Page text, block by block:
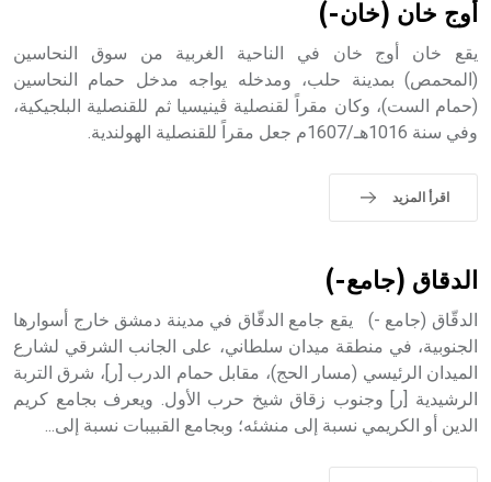
- هل تعلم أن أبجر Abgar اسم معروف جيداً يعود إلى عدد من
الملوك الذين حكموا مدينة إديسا (الرها) من أبجر الأول وحتى
sign تكتب منفصلة غير متصلة، وتعتمد المبدأ الأكوروفوني،
حيث تقتصر القيمة الصوتية للعلامة الك
أوج خان (خان-)
يقع خان أوج خان في الناحية الغربية من سوق النحاسين
(المحمص) بمدينة حلب، ومدخله يواجه مدخل حمام النحاسين
(حمام الست)، وكان مقراً لقنصلية ڤينيسيا ثم للقنصلية البلجيكية،
وفي سنة 1016هـ/1607م جعل مقراً للقنصلية الهولندية.
اقرأ المزيد
الدقاق (جامع-)
الدقّاق (جامع -) يقع جامع الدقّاق في مدينة دمشق خارج أسوارها
الجنوبية، في منطقة ميدان سلطاني، على الجانب الشرقي لشارع
الميدان الرئيسي (مسار الحج)، مقابل حمام الدرب [ر]، شرق التربة
الرشيدية [ر] وجنوب زقاق شيخ حرب الأول. ويعرف بجامع كريم
الدين أو الكريمي نسبة إلى منشئه؛ وبجامع القبيبات نسبة إلى...